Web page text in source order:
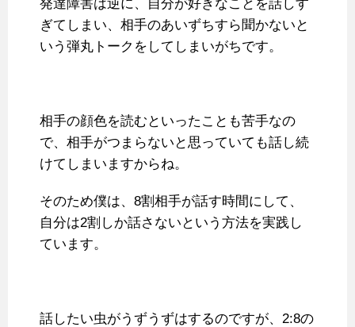
発達障害は逆に、自分が好きなことを話しす
ぎてしまい、相手のあいずちすら聞かないと
いう弾丸トークをしてしまいがちです。
相手の顔色を読むといったことも苦手なの
で、相手がつまらないと思っていても話し続
けてしまいますからね。
そのため僕は、8割相手が話す時間にして、
自分は2割しか話さないという方法を実践し
ています。
話したい虫がうずうずはするのですが、2:8の